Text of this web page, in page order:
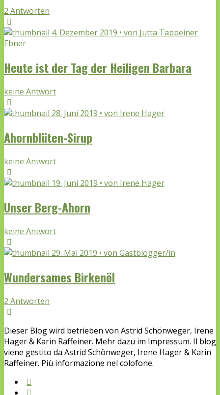
2 Antworten
4. Dezember 2019 • von Jutta Tappeiner
Ebner
Heute ist der Tag der Heiligen Barbara
keine Antwort
28. Juni 2019 • von Irene Hager
Ahornblüten-Sirup
keine Antwort
19. Juni 2019 • von Irene Hager
Unser Berg-Ahorn
keine Antwort
29. Mai 2019 • von Gastblogger/in
Wundersames Birkenöl
2 Antworten
Dieser Blog wird betrieben von Astrid Schönweger, Irene
Hager & Karin Raffeiner. Mehr dazu im Impressum. Il blog
viene gestito da Astrid Schönweger, Irene Hager & Karin
Raffeiner. Più informazione nel colofone.